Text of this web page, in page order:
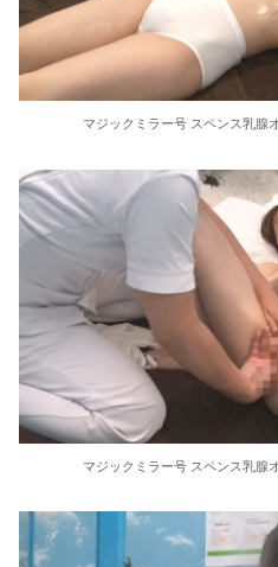
マジックミラー号 スペンス乳腺
マジックミラー号 スペンス乳腺